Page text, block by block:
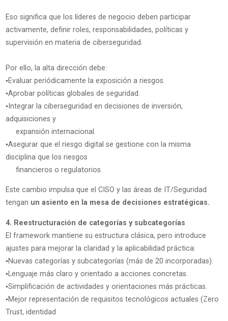
Eso significa que los líderes de negocio deben participar
activamente, definir roles, responsabilidades, políticas y
supervisión en materia de ciberseguridad.
Por ello, la alta dirección debe:
▪️Evaluar periódicamente la exposición a riesgos.
▪️Aprobar políticas globales de seguridad.
▪️Integrar la ciberseguridad en decisiones de inversión,
adquisiciones y
expansión internacional.
▪️Asegurar que el riesgo digital se gestione con la misma
disciplina que los riesgos
financieros o regulatorios.
Este cambio impulsa que el CISO y las áreas de IT/Seguridad
tengan un asiento en la mesa de decisiones estratégicas.
4. Reestructuración de categorías y subcategorías
El framework mantiene su estructura clásica, pero introduce
ajustes para mejorar la claridad y la aplicabilidad práctica:
▪️Nuevas categorías y subcategorías (más de 20 incorporadas).
▪️Lenguaje más claro y orientado a acciones concretas.
▪️Simplificación de actividades y orientaciones más prácticas.
▪️Mejor representación de requisitos tecnológicos actuales (Zero
Trust, identidad